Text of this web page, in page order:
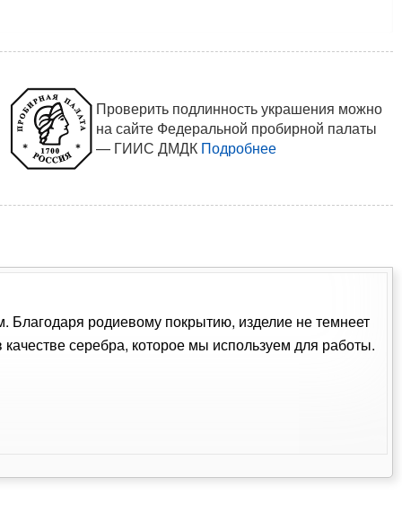
Проверить подлинность украшения можно
на сайте Федеральной пробирной палаты
— ГИИС ДМДК Подробнее
Благодаря родиевому покрытию, изделие не темнеет
серебра, которое мы используем для работы.